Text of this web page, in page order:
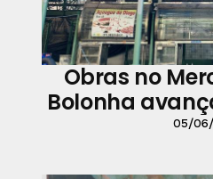
Obras no
Bolonha
05/